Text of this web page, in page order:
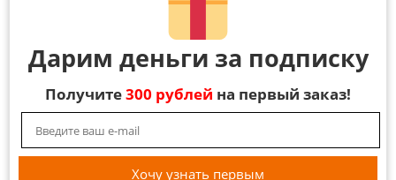
Дарим деньги за подписку
Получите300 рублей на первый заказ!